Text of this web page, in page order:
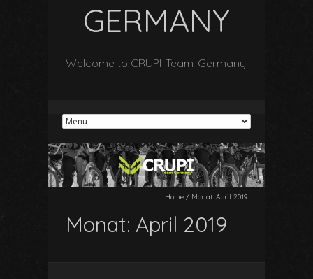
GERMANY
Welcome to CRUPI-Team-Germany!
Home / Monat: April 2019
Monat: April 2019